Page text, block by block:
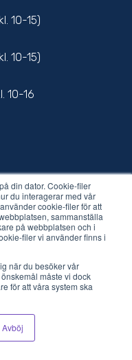
din dator. Cookie-filer
du interagerar med vår
cookie-filer för att
sammanställa
på webbplatsen och i
filer vi använder finns i
när du besöker vår
måste vi dock
för att våra system ska
Avböj
10-15)
10-15)
10-16
© 2021 Vilkas Group Oy.